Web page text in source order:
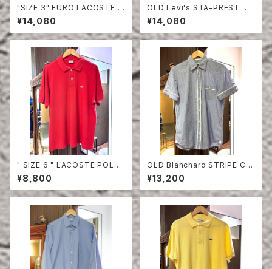
"SIZE 3" EURO LACOSTE P
OLO SHIRT LONG SLEEVE
¥14,080
OLD Levi's STA-PREST HA
LF SLEEVE SHIRT
¥14,080
" SIZE 6 " LACOSTE POLO
SHIRT RED
¥8,800
OLD Blanchard STRIPE CO
TTON HALF SLEEVE SHIRT
¥13,200